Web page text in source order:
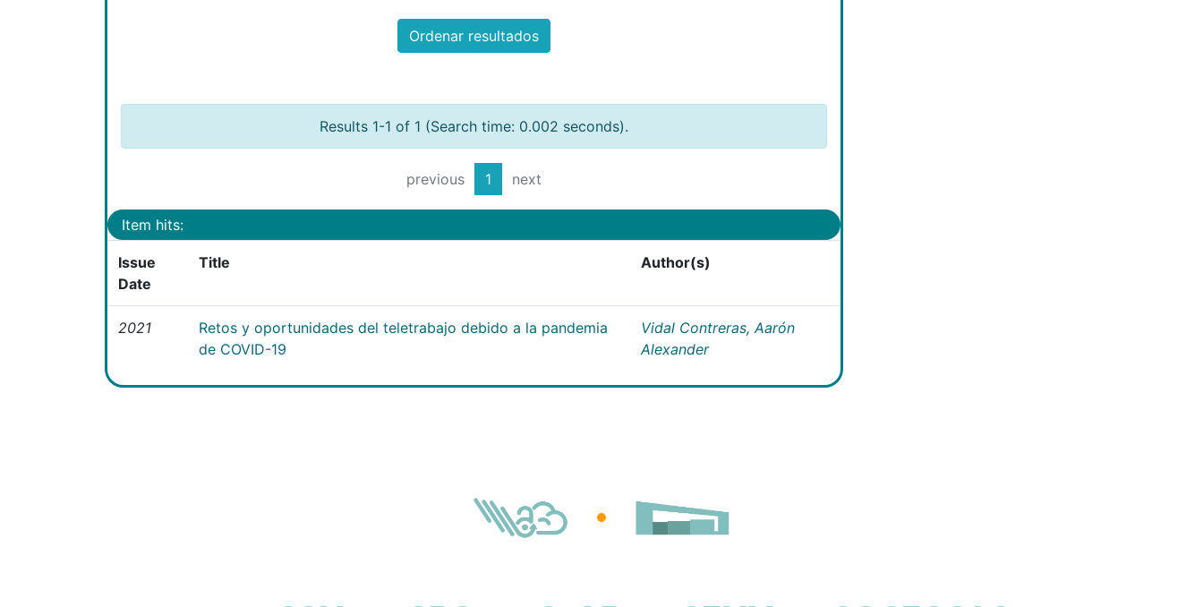
Ordenar resultados
Results 1-1 of 1 (Search time: 0.002 seconds).
previous 1 next
Item hits:
Issue
Date
Title Author(s)
2021
Retos y oportunidades del teletrabajo debido a la pandemia
de COVID-19
Vidal Contreras, Aarón
Alexander